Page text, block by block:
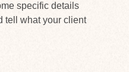
specific details
tell what your client